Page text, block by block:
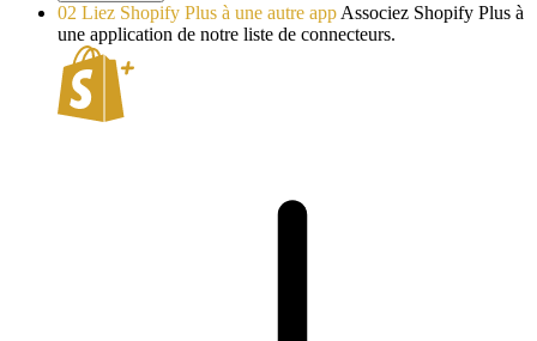
02 Liez Shopify Plus à une autre app Associez Shopify Plus à
une application de notre liste de connecteurs.